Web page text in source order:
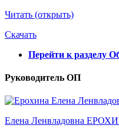
Читать (открыть)
Скачать
Перейти к разделу
Руководитель ОП
Елена Ленвладовна